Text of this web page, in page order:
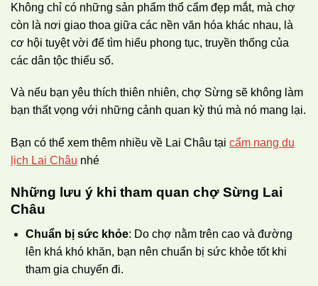
Không chỉ có những sản phẩm thổ cẩm đẹp mắt, mà chợ
còn là nơi giao thoa giữa các nền văn hóa khác nhau, là
cơ hội tuyệt vời để tìm hiểu phong tục, truyền thống của
các dân tộc thiểu số.
Và nếu bạn yêu thích thiên nhiên, chợ Sừng sẽ không làm
bạn thất vọng với những cảnh quan kỳ thú mà nó mang lại.
Bạn có thể xem thêm nhiều về Lai Châu tại cẩm nang du
lịch Lai Châu nhé
Những lưu ý khi tham quan chợ Sừng Lai
Châu
Chuẩn bị sức khỏe: Do chợ nằm trên cao và đường
lên khá khó khăn, bạn nên chuẩn bị sức khỏe tốt khi
tham gia chuyến đi.